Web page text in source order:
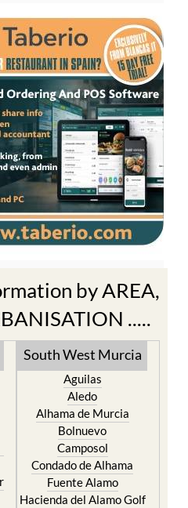
by AREA,
.....
South West Murcia
Aguilas
Aledo
Alhama de Murcia
Bolnuevo
Camposol
Condado de Alhama
Fuente Alamo
Hacienda del Alamo Golf